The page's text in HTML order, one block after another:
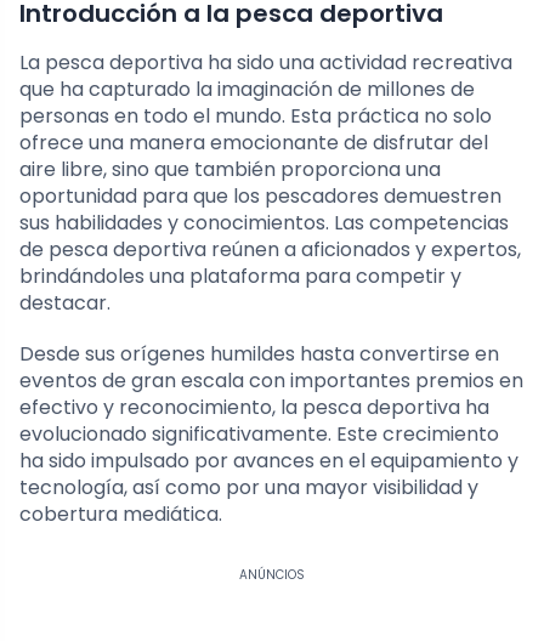
Introducción a la pesca deportiva
La pesca deportiva ha sido una actividad recreativa
que ha capturado la imaginación de millones de
personas en todo el mundo. Esta práctica no solo
ofrece una manera emocionante de disfrutar del
aire libre, sino que también proporciona una
oportunidad para que los pescadores demuestren
sus habilidades y conocimientos. Las competencias
de pesca deportiva reúnen a aficionados y expertos,
brindándoles una plataforma para competir y
destacar.
Desde sus orígenes humildes hasta convertirse en
eventos de gran escala con importantes premios en
efectivo y reconocimiento, la pesca deportiva ha
evolucionado significativamente. Este crecimiento
ha sido impulsado por avances en el equipamiento y
tecnología, así como por una mayor visibilidad y
cobertura mediática.
ANÚNCIOS